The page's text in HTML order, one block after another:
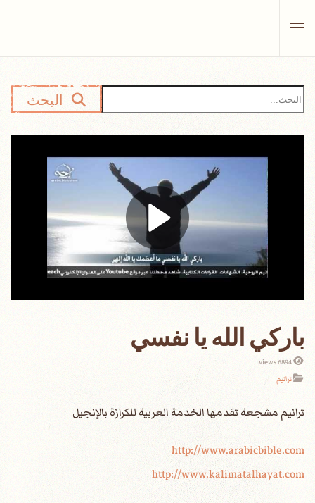
البحث
باركي الله يا نفسي
6894 views
ترانيم
http://www.arabicbible.com
http://www.kalimatalhayat.com